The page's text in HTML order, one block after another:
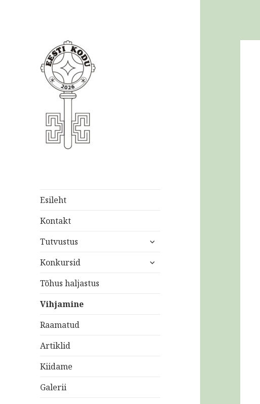
Ühendus MTÜ
Esileht
Kontakt
Tutvustus
laienda
menüü
Konkursid
laienda
Tõhus haljastus
Vihjamine
Raamatud
Artiklid
Kiidame
Galerii